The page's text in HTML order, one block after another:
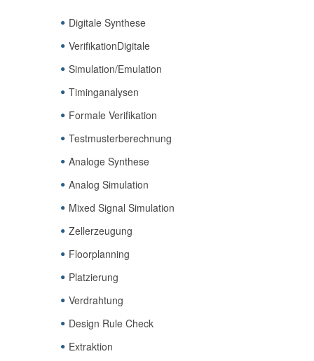
Digitale Synthese
VerifikationDigitale
Simulation/Emulation
Timinganalysen
Formale Verifikation
Testmusterberechnung
Analoge Synthese
Analog Simulation
Mixed Signal Simulation
Zellerzeugung
Floorplanning
Platzierung
Verdrahtung
Design Rule Check
Extraktion